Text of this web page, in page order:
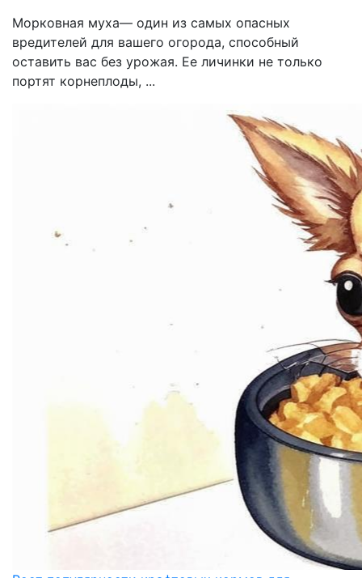
Морковная муха— один из самых опасных
вредителей для вашего огорода, способный
оставить вас без урожая. Ее личинки не только
портят корнеплоды, ...